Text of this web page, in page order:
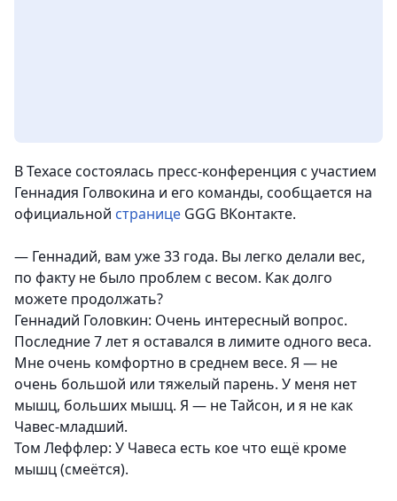
В Техасе состоялась пресс-конференция с участием
Геннадия Голвокина и его команды, сообщается на
официальной странице GGG ВКонтакте.
— Геннадий, вам уже 33 года. Вы легко делали вес,
по факту не было проблем с весом. Как долго
можете продолжать?
Геннадий Головкин: Очень интересный вопрос.
Последние 7 лет я оставался в лимите одного веса.
Мне очень комфортно в среднем весе. Я — не
очень большой или тяжелый парень. У меня нет
мышц, больших мышц. Я — не Тайсон, и я не как
Чавес-младший.
Том Леффлер: У Чавеса есть кое что ещё кроме
мышц (смеётся).